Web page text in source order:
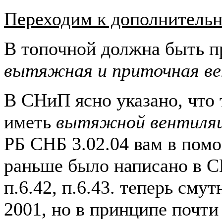
Переходим к
В топочной должна быть
вытяжная и приточная
В СНиП ясно указано,
иметь вытяжной
РБ СНБ 3.02.04 вам в
раньше было написано в
п.6.42, п.6.43. теперь
2001, но в принципе